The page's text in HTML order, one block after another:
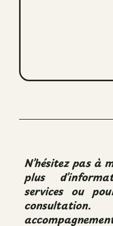
N’hésitez pas à
plus
services ou